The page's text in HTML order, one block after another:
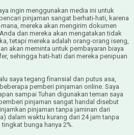
ingin menggunakan media ini untuk
pinjaman sangat berhati-hati, karena
mereka akan mengirim dokumen
dan mereka akan mengatakan tidak
tetapi mereka adalah orang-orang iseng,
akan meminta untuk pembayaran biaya
sehingga hati-hati dari mereka penipuan
saya tegang finansial dan putus asa,
pemberi pinjaman online. Saya
sampai Tuhan digunakan teman saya
pinjaman sangat handal disebut
pinjaman tanpa jaminan dari
dalam waktu kurang dari 24 jam tanpa
bunga hanya 2%.